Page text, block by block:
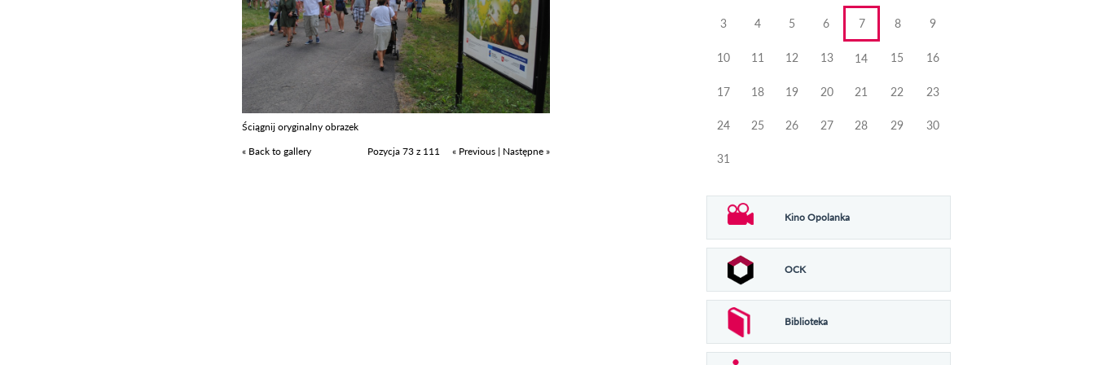
Ściągnij oryginalny obrazek
« Back to gallery
Pozycja 73 z 111 « Previous | Następne »
3 4 5 6 7 8 9
10 11 12 13 14 15 16
17 18 19 20 21 22 23
24 25 26 27 28 29 30
31
Kino Opolanka
OCK
Biblioteka